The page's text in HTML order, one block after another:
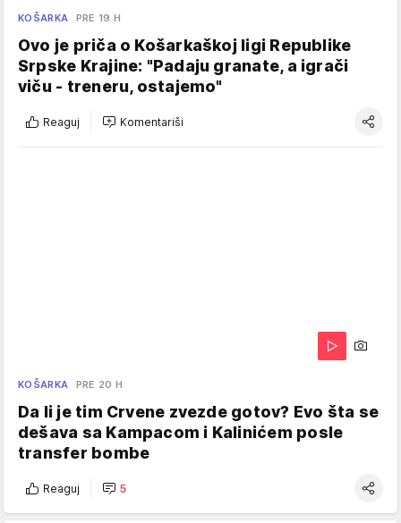
KOŠARKA PRE 19 H
Ovo je priča o Košarkaškoj ligi Republike
Srpske Krajine: "Padaju granate, a igrači
viču - treneru, ostajemo"
Reaguj Komentariši
KOŠARKA PRE 20 H
Da li je tim Crvene zvezde gotov? Evo šta se
dešava sa Kampacom i Kalinićem posle
transfer bombe
Reaguj 5